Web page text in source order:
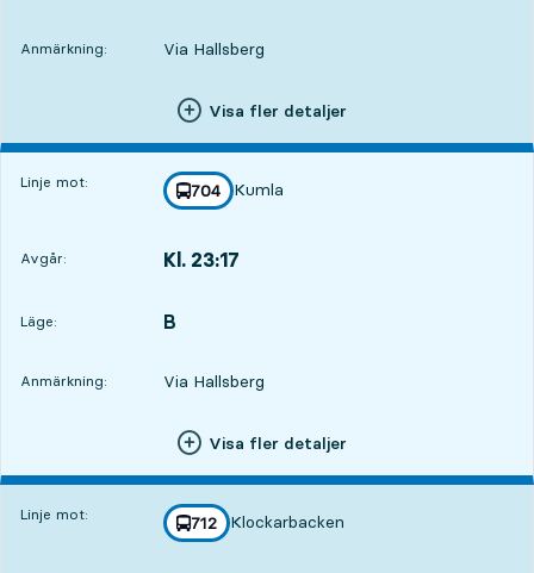
Anmärkning: Via Hallsberg
Visa fler detaljer
Linje mot: linje
704
mot
Kumla
,
Avgår: Kl. 23:17
Läge:
LÄGE, B
,
Anmärkning: Via Hallsberg
Visa fler detaljer
Linje mot: linje
712
mot
Klockarbacken
,